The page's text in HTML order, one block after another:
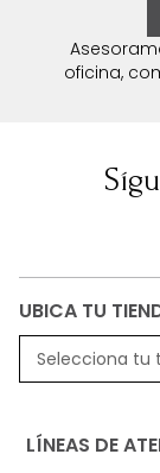
oficina,
UBICA TU
Selecciona tu
LÍNEAS DE